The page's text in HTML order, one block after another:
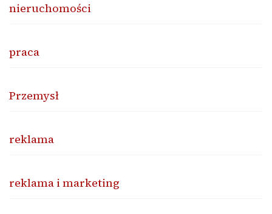
nieruchomości
praca
Przemysł
reklama
reklama i marketing